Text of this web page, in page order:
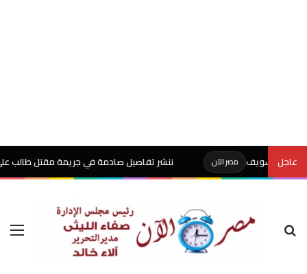
عاجل مصر الآن ننشر تفاصيل صادمة في جريمة مقتل طالب على يد
بحث عن